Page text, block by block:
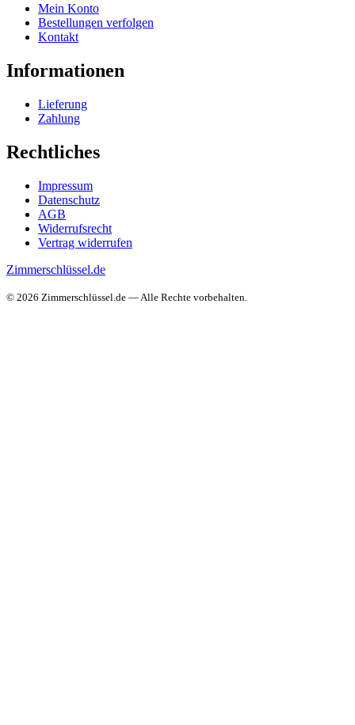
Mein Konto
Bestellungen verfolgen
Kontakt
Informationen
Lieferung
Zahlung
Rechtliches
Impressum
Datenschutz
AGB
Widerrufsrecht
Vertrag widerrufen
Zimmerschlüssel.de
© 2026 Zimmerschlüssel.de — Alle Rechte vorbehalten.